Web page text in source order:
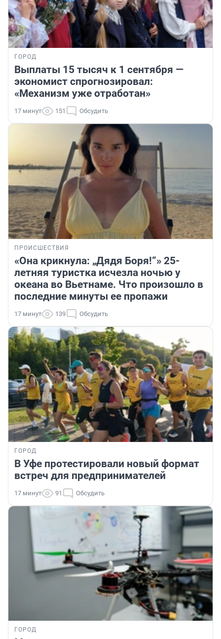
ГОРОД
Выплаты 15 тысяч к 1 сентября —
экономист спрогнозировал:
«Механизм уже отработан»
17 минут 151 Обсудить
ПРОИСШЕСТВИЯ
«Она крикнула: „Дядя Боря!“» 25-
летняя туристка исчезла ночью у
океана во Вьетнаме. Что произошло в
последние минуты ее пропажи
17 минут 139 Обсудить
ГОРОД
В Уфе протестировали новый формат
встреч для предпринимателей
17 минут 91 Обсудить
ГОРОД